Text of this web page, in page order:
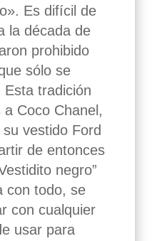
Es difícil de
la década de
prohibido
sólo se
Esta tradición
Coco Chanel,
vestido Ford
de entonces
negro”
con todo, se
con cualquier
usar para